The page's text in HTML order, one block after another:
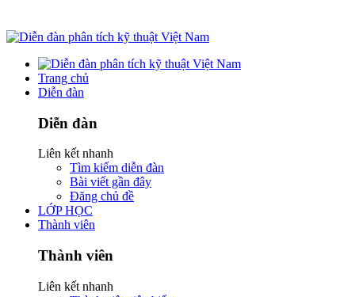
Trang chủ
Diễn đàn
Diễn đàn
Liên kết nhanh
Tìm kiếm diễn đàn
Bài viết gần đây
Đăng chủ đề
LỚP HỌC
Thành viên
Thành viên
Liên kết nhanh